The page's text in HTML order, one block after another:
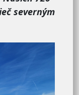
severným